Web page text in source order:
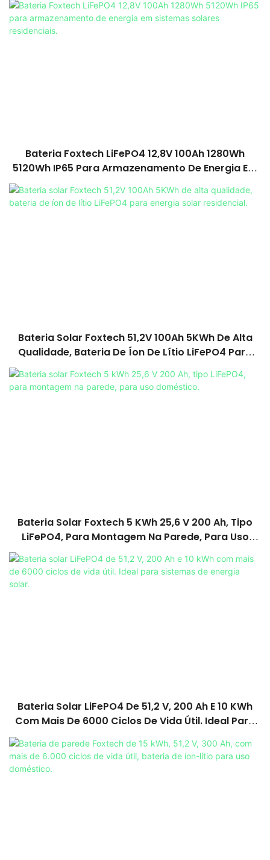
Bateria Foxtech LiFePO4 12,8V 100Ah 1280Wh
5120Wh IP65 Para Armazenamento De Energia Em
Bateria Solar Foxtech 51,2V 100Ah 5KWh De Alta
Qualidade, Bateria De Íon De Lítio LiFePO4 Para
Bateria Solar Foxtech 5 KWh 25,6 V 200 Ah, Tipo
LiFePO4, Para Montagem Na Parede, Para Uso
Bateria Solar LiFePO4 De 51,2 V, 200 Ah E 10 KWh
Com Mais De 6000 Ciclos De Vida Útil. Ideal Para